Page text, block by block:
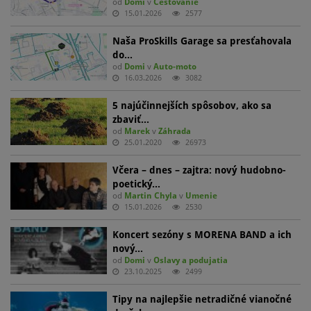
15.01.2026 2577
Naša ProSkills Garage sa presťahovala
do…
od Domi vAuto-moto
16.03.2026 3082
5 najúčinnejších spôsobov, ako sa
zbaviť…
od Marek vZáhrada
25.01.2020 26973
Včera – dnes – zajtra: nový hudobno-
poetický…
od Martin Chyla v Umenie
15.01.2026 2530
Koncert sezóny s MORENA BAND a ich
nový…
od Domi vOslavy a podujatia
23.10.2025 2499
Tipy na najlepšie netradičné vianočné